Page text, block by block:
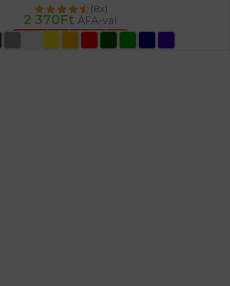
(8x)
2 370Ft ÁFA-val
OPCIÓK VÁLASZTÁSA